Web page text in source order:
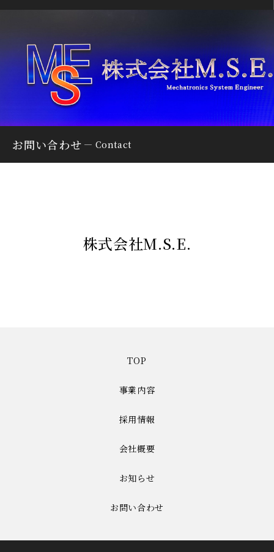
お問い合わせ Contact
株式会社M.S.E.
TOP
事業内容
採用情報
会社概要
お知らせ
お問い合わせ